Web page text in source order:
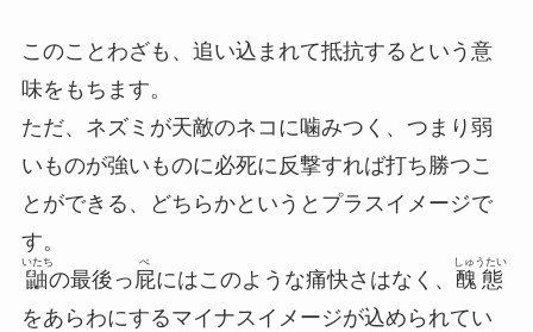
このことわざも、 追い込まれて抵抗する という意
味をもちます。
ただ、ネズミが天敵のネコに噛みつく、つまり弱
いものが強いものに必死に反撃すれば打ち勝つこ
とができる、どちらかというとプラスイメージで
す。
鼬
いたち
の最後っ屁
ぺ
にはこのような痛快さはなく、 醜態
しゅうたい
をあらわにするマイナスイメージが込められてい